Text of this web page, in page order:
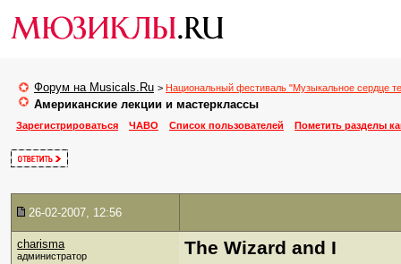
Форум на Musicals.Ru > Национальный фестиваль "Музыкальное сердце
Американские лекции и мастерклассы
Зарегистрироваться ЧАВО Список пользователей Пометить разделы
26-02-2007, 12:56
charisma
администратор The Wizard and I